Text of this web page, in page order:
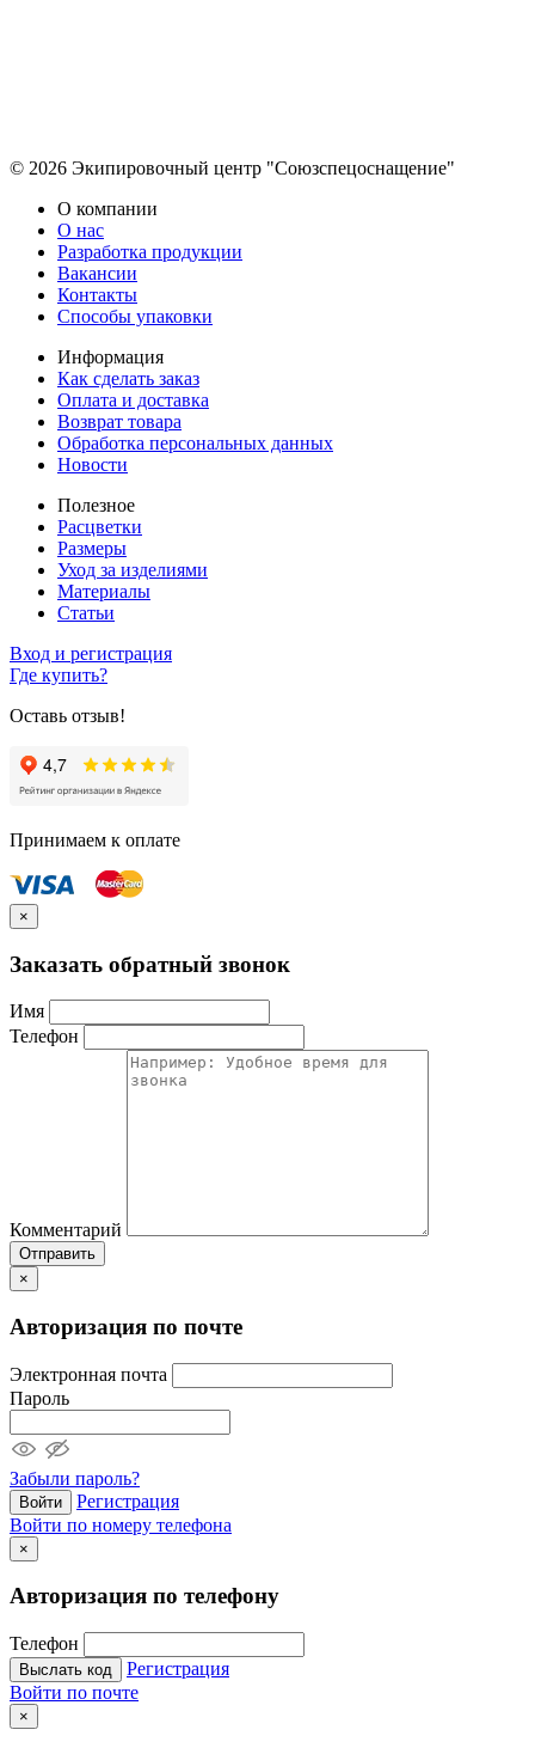
© 2026 Экипировочный центр "Союзспецоснащение"
О компании
О нас
Разработка продукции
Вакансии
Контакты
Способы упаковки
Информация
Как сделать заказ
Оплата и доставка
Возврат товара
Обработка персональных данных
Новости
Полезное
Расцветки
Размеры
Уход за изделиями
Материалы
Статьи
Вход и регистрация
Где купить?
Оставь отзыв!
Принимаем к оплате
×
Заказать обратный звонок
Имя
Телефон
Комментарий
Отправить
×
Авторизация по почте
Электронная почта
Пароль
Забыли пароль?
Войти
Регистрация
Войти по номеру телефона
×
Авторизация по телефону
Телефон
Выслать код
Регистрация
Войти по почте
×